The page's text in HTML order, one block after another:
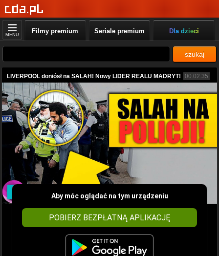
MENU Filmy premium Seriale premium Dla dzieci
szukaj
LIVERPOOL doniósł na SALAH! Nowy LIDER REALU MADRYT! 00:02:35
Aby móc oglądać na tym urządzeniu
POBIERZ BEZPŁATNĄ APLIKACJĘ